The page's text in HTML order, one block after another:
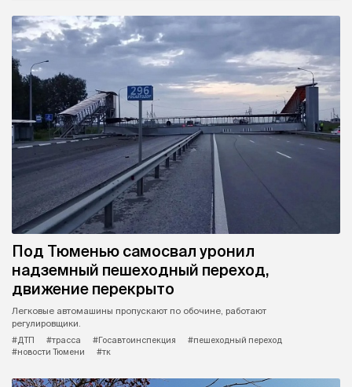
Под Тюменью самосвал уронил
надземный пешеходный переход,
движение перекрыто
Легковые автомашины пропускают по обочине, работают
регулировщики.
#ДТП
#трасса #Госавтоинспекция
#пешеходный переход
#новости Тюмени
#тк